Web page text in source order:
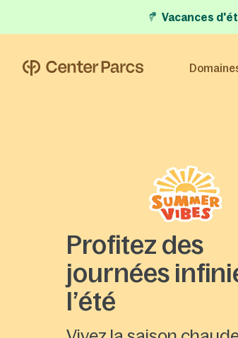
Vacances
Profitez des
journées
l’été